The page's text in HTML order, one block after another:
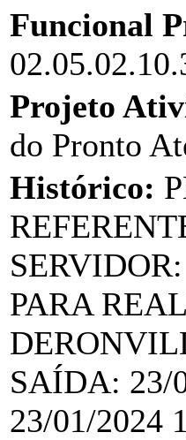
Funcional
Projeto
do Pronto
Histórico:
PARA
SAÍDA: 23/
23/01/2024